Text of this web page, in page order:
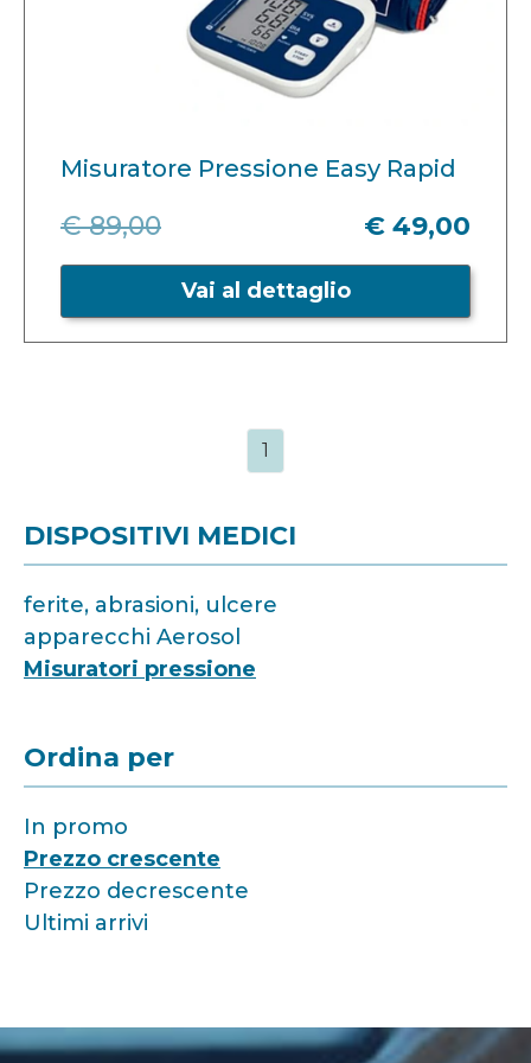
DISPOSITIVI MEDICI
ferite, abrasioni, ulcere
apparecchi Aerosol
Misuratori pressione
Ordina per
In promo
Prezzo crescente
Prezzo decrescente
Ultimi arrivi
Misuratore Pressione Easy Rapid
€ 89,00 € 49,00
Vai al dettaglio
1